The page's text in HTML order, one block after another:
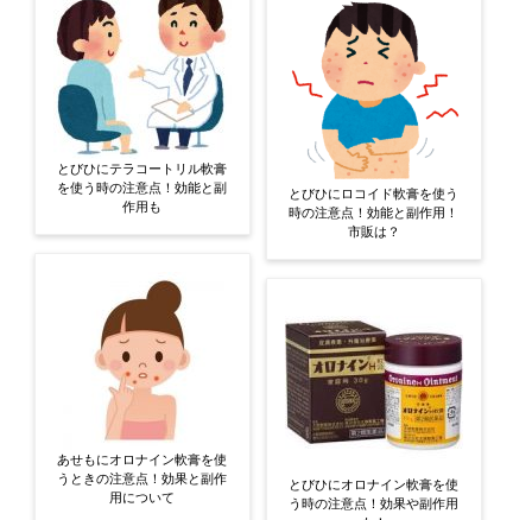
とびひにテラコートリル軟膏
を使う時の注意点！効能と副
作用も
あせもにオロナイン軟膏を使
うときの注意点！効果と副作
用について
とびひにロコイド軟膏を使う
時の注意点！効能と副作用！
市販は？
とびひにオロナイン軟膏を使
う時の注意点！効果や副作用